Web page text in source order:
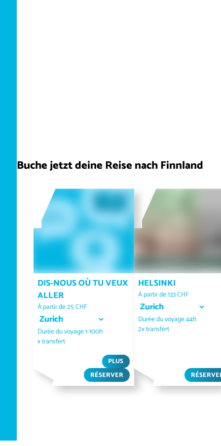
Buche jetzt deine Reise nach Finnland
DIS-NOUS OÙ TU VEUX
ALLER
À partir de 25 CHF
Sélectionner le lieu de départ
Durée du voyage 1-100h
x transfert
PLUS
RÉSERVER
HELSINKI
À partir de 133 CHF
Sélectionner le lieu de
Durée du voyage 44h
2x transfert